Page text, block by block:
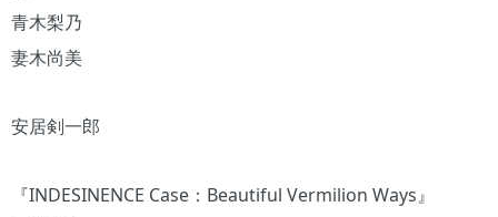
青木梨乃
妻木尚美
安居剣一郎
『INDESINENCE Case：Beautiful Vermilion Ways』